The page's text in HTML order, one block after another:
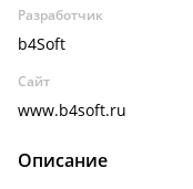
Разработчик
b4Soft
Сайт
www.b4soft.ru
Описание